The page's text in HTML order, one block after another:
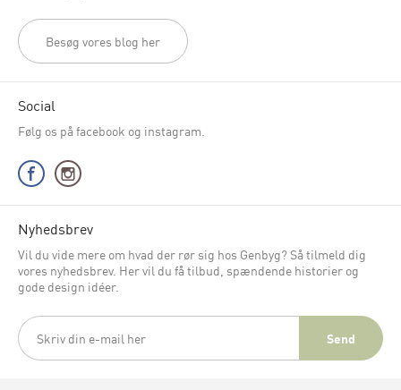
Besøg vores blog her
Social
Følg os på facebook og instagram.
Nyhedsbrev
Vil du vide mere om hvad der rør sig hos Genbyg? Så tilmeld dig
vores nyhedsbrev. Her vil du få tilbud, spændende historier og
gode design idéer.